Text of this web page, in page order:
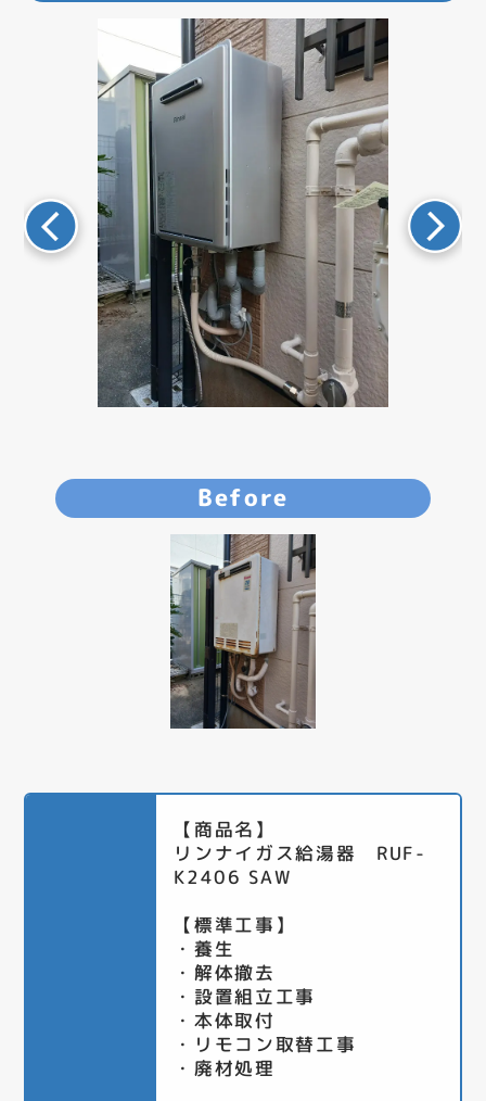
Before
【商品名】
リンナイガス給湯器 RUF-
K2406 SAW
【標準工事】
・養生
・解体撤去
・設置組立工事
・本体取付
・リモコン取替工事
・廃材処理